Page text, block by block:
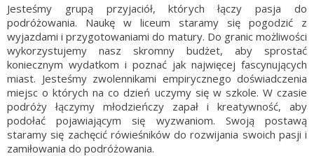
Jesteśmy grupą przyjaciół, których łączy pasja do
podróżowania. Naukę w liceum staramy się pogodzić z
wyjazdami i przygotowaniami do matury. Do granic możliwości
wykorzystujemy nasz skromny budżet, aby sprostać
koniecznym wydatkom i poznać jak najwięcej fascynujących
miast. Jesteśmy zwolennikami empirycznego doświadczenia
miejsc o których na co dzień uczymy się w szkole. W czasie
podróży łączymy młodzieńczy zapał i kreatywność, aby
podołać pojawiającym się wyzwaniom. Swoją postawą
staramy się zachęcić rówieśników do rozwijania swoich pasji i
zamiłowania do podróżowania.